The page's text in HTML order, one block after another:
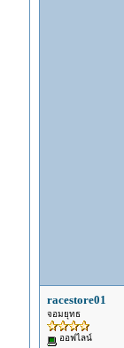
racestore01
จอมยุทธ
ออฟไลน์